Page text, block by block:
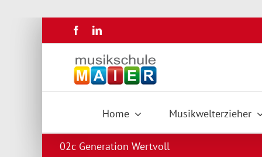
FacebookLinkedIn
Home Musikwelterzieher
02c Generation Wertvoll